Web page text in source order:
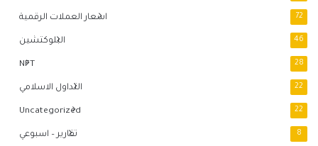
اسعار العملات الرقمية 72
البلوكتشين 46
NFT 28
التداول الاسلامي 22
Uncategorized 22
تقارير – اسبوعي 8